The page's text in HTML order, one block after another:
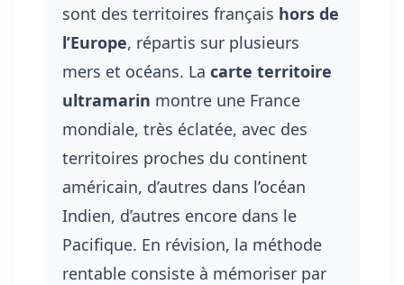
sont des territoires français hors de
l’Europe, répartis sur plusieurs
mers et océans. La carte territoire
ultramarin montre une France
mondiale, très éclatée, avec des
territoires proches du continent
américain, d’autres dans l’océan
Indien, d’autres encore dans le
Pacifique. En révision, la méthode
rentable consiste à mémoriser par